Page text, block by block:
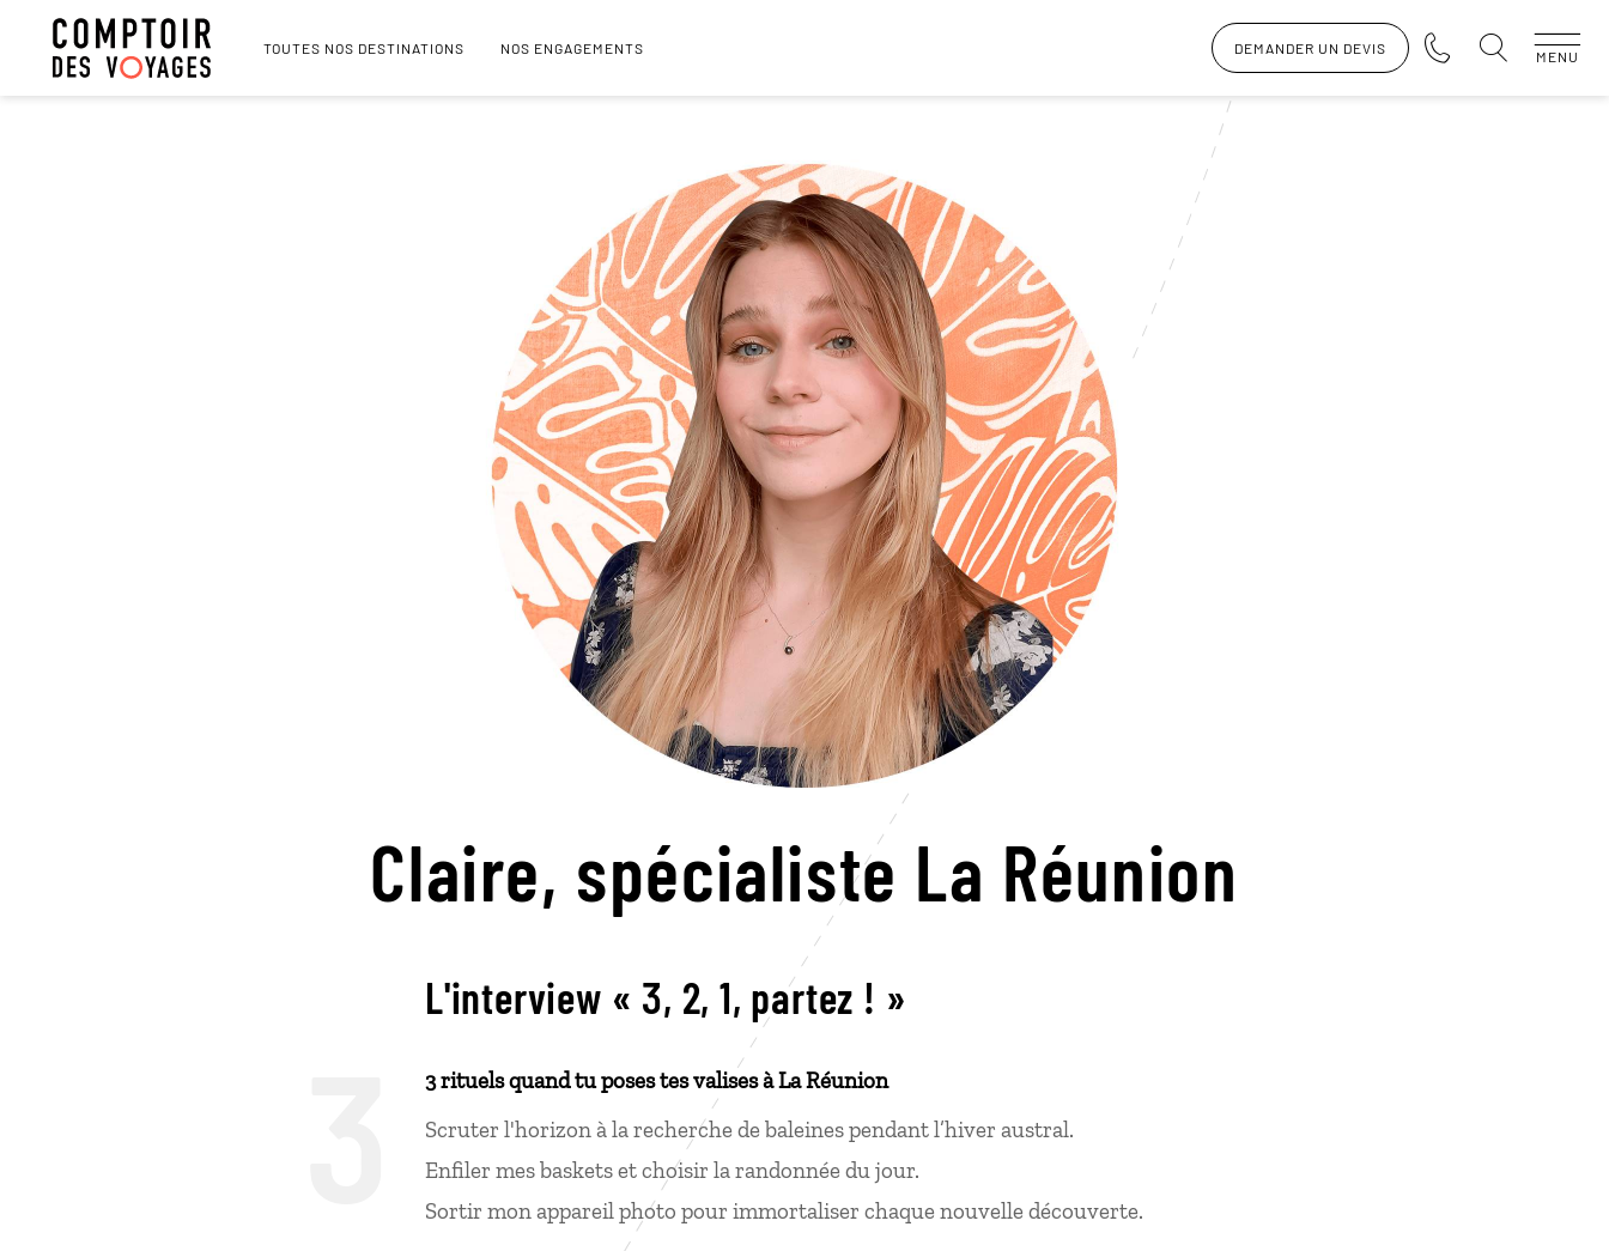
TOUTES NOS DESTINATIONS NOS ENGAGEMENTS DEMANDER UN DEVIS MENU
Claire, spécialiste La Réunion
L'interview « 3, 2, 1, partez ! »
3 rituels quand tu poses tes valises à La Réunion
Scruter l'horizon à la recherche de baleines pendant l’hiver austral.
Enfiler mes baskets et choisir la randonnée du jour.
Sortir mon appareil photo pour immortaliser chaque nouvelle découverte.